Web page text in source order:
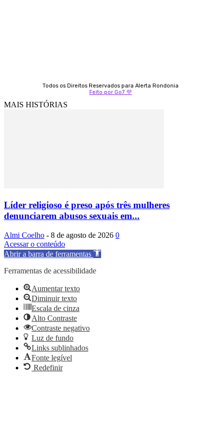
Todos os Direitos Reservados para Alerta Rondonia
Feito por Go7 💜
MAIS HISTÓRIAS
Líder religioso é preso após três mulheres
denunciarem abusos sexuais em...
Almi Coelho - 8 de agosto de 2026 0
Acessar o conteúdo
Abrir a barra de ferramentas
Ferramentas de acessibilidade
Aumentar texto
Diminuir texto
Escala de cinza
Alto Contraste
Contraste negativo
Luz de fundo
Links sublinhados
Fonte legível
Redefinir